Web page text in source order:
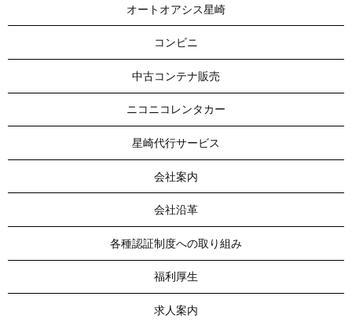
オートオアシス星崎
コンビニ
中古コンテナ販売
ニコニコレンタカー
星崎代行サービス
会社案内
会社沿革
各種認証制度への取り組み
福利厚生
求人案内